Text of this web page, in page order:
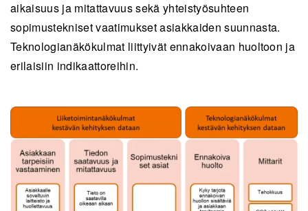
aikaisuus ja mitattavuus sekä yhteistyösuhteen
sopimustekniset vaatimukset asiakkaiden suunnasta.
Teknologianäkökulmat liittyivät ennakoivaan huoltoon ja
erilaisiin indikaattoreihin.